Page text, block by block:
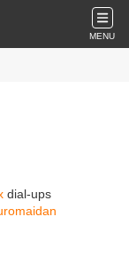
MENU
dial-ups